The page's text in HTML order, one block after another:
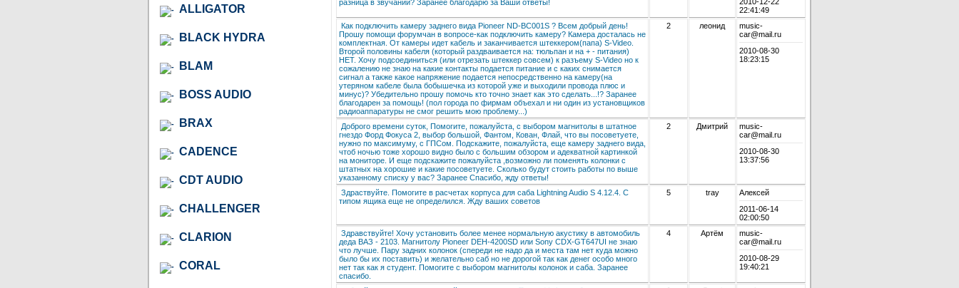
ALLIGATOR
BLACK HYDRA
BLAM
BOSS AUDIO
BRAX
CADENCE
CDT AUDIO
CHALLENGER
CLARION
CORAL
разница в звучании? Заранее благодарю за Ваши ответы!
22:41:49
Как подключить камеру заднего вида Pioneer ND-BC001S ? Всем добрый день!
Прошу помощи форумчан в вопросе-как подключить камеру? Камера досталась не
комплектная. От камеры идет кабель и заканчивается штеккером(папа) S-Video.
Второй половины кабеля (который раздваивается на: тюльпан и на + - питания)
НЕТ. Хочу подсоединиться (или отрезать штеккер совсем) к разъему S-Video но к
сожалению не знаю на какие контакты подается питание и с каких снимается
сигнал а также какое напряжение подается непосредственно на камеру(на
утеряном кабеле была бобышечка из которой уже и выходили провода плюс и
минус)? Убедительно прошу помочь кто точно знает как это сделать...!? Заранее
благодарен за помощь! (пол города по фирмам объехал и ни один из установщиков
радиоаппаратуры не смог решить мою проблему...)
2 леонид
music-
car@mail.ru
2010-08-30
18:23:15
Доброго времени суток, Помогите, пожалуйста, с выбором магнитолы в штатное
гнездо Форд Фокуса 2, выбор большой, Фантом, Кован, Флай, что вы посоветуете,
нужно по максимуму, с ГПСом. Подскажите, пожалуйста, еще камеру заднего вида,
чтоб ночью тоже хорошо видно было с большим обзором и адекватной картинкой
на мониторе. И еще подскажите пожалуйста ,возможно ли поменять колонки с
штатных на хорошие и какие посоветуете. Сколько будут стоить работы по выше
указанному списку у вас? Заранее Спасибо, жду ответы!
2 Дмитрий
music-
car@mail.ru
2010-08-30
13:37:56
Здраствуйте. Помогите в расчетах корпуса для саба Lightning Audio S 4.12.4. С
типом ящика еще не определился. Жду ваших советов
5 tray
Алексей
2011-06-14
02:00:50
Здравствуйте! Хочу установить более менее нормальную акустику в автомобиль
деда ВАЗ - 2103. Магнитолу Pioneer DEH-4200SD или Sony CDX-GT647UI не знаю
что лучше. Пару задних колонок (спереди не надо да и места там нет куда можно
было бы их поставить) и желательно саб но не дорогой так как денег особо много
нет так как я студент. Помогите с выбором магнитолы колонок и саба. Заранее
спасибо.
4 Артём
music-
car@mail.ru
2010-08-29
19:40:21